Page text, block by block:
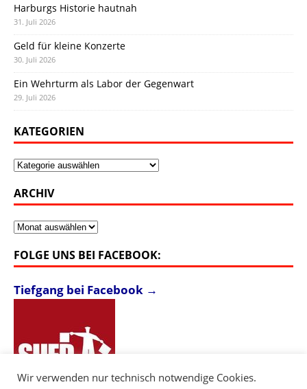
Harburgs Historie hautnah
31. Juli 2026
Geld für kleine Konzerte
30. Juli 2026
Ein Wehrturm als Labor der Gegenwart
29. Juli 2026
KATEGORIEN
Kategorien
ARCHIV
Archiv
FOLGE UNS BEI FACEBOOK:
Tiefgang bei Facebook →
Wir verwenden nur technisch notwendige Cookies.